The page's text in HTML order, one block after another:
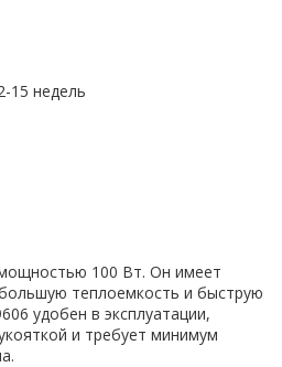
15 недель
100 Вт. Он имеет
теплоемкость и быструю
удобен в эксплуатации,
и требует минимум